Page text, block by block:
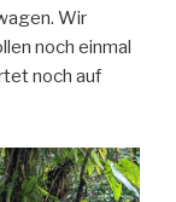
Wir
noch einmal
noch auf